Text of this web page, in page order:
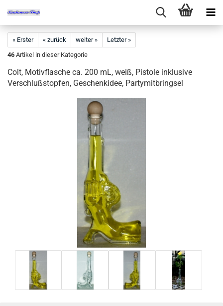
« Erster « zurück weiter »
Letzter »
46 Artikel in dieser Kategorie
Colt, Motivflasche ca. 200 mL, weiß, Pistole inklusive
Verschlußstopfen, Geschenkidee, Partymitbringsel